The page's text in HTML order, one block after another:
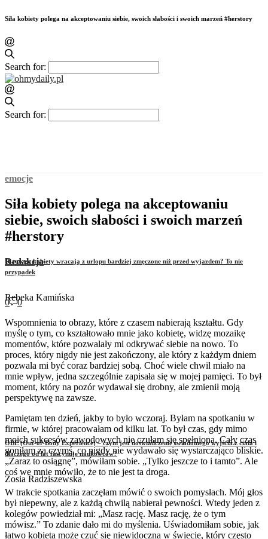
Siła kobiety polega na akceptowaniu siebie, swoich słabości i swoich marzeń #herstory
Search for:
Search for:
Dlaczego kobiety wracają z urlopu bardziej zmęczone niż przed wyjazdem? To nie
przypadek
Rebeka Kamińska
OBE (Out-of-Body Experience) – czym jest doświadczenie świadomego wyjścia z ciała i
dlaczego od lat fascynuje naukowców?
Zosia Radziszewska
emocje
Siła kobiety polega na akceptowaniu
siebie, swoich słabości i swoich marzeń
#herstory
Redakcja
0
0
Wspomnienia to obrazy, które z czasem nabierają kształtu. Gdy
myślę o tym, co kształtowało mnie jako kobietę, widzę mozaikę
momentów, które pozwalały mi odkrywać siebie na nowo. To
proces, który nigdy nie jest zakończony, ale który z każdym dniem
pozwala mi być coraz bardziej sobą. Choć wiele chwil miało na
mnie wpływ, jedna szczególnie zapisała się w mojej pamięci. To był
moment, który na pozór wydawał się drobny, ale zmienił moją
perspektywę na zawsze.
Pamiętam ten dzień, jakby to było wczoraj. Byłam na spotkaniu w
firmie, w której pracowałam od kilku lat. To był czas, gdy mimo
moich sukcesów zawodowych nie czułam się spełniona. Cały czas
goniłam za czymś, co nigdy nie wydawało się wystarczająco bliskie.
„Zaraz to osiągnę”, mówiłam sobie. „Tylko jeszcze to i tamto”. Ale
coś we mnie mówiło, że to nie jest ta droga.
W trakcie spotkania zaczęłam mówić o swoich pomysłach. Mój głos
był niepewny, ale z każdą chwilą nabierał pewności. Wtedy jeden z
kolegów powiedział mi: „Masz rację. Masz rację, że o tym
mówisz.” To zdanie dało mi do myślenia. Uświadomiłam sobie, jak
łatwo kobieta może czuć się niewidoczna w świecie, który często